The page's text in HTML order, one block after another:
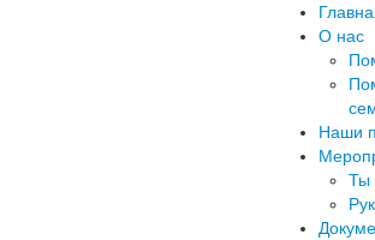
О нас
Наши
Ты